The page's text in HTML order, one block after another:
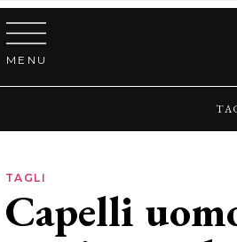
Vai al contenuto
MENU
TAGLI
Capelli